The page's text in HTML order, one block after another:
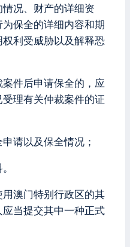
况、财产的详细资
保全的详细内容和期
利受威胁以及解释恐
案件后申请保全的，应
理有关仲裁案件的证
请以及保全情况；
澳门特别行政区的其
当提交其中一种正式